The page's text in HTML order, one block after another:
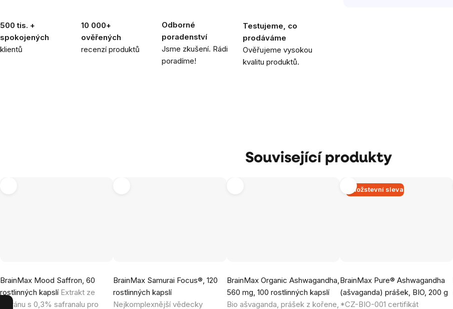
500 tis. +
spokojených
klientů
10 000+
ověřených
recenzí produktů
Odborné
poradenství
Jsme zkušení. Rádi
poradíme!
Testujeme, co
prodáváme
Ověřujeme vysokou
kvalitu produktů.
Související produkty
BrainMax Mood Saffron, 60
rostlinných kapslí Extrakt ze
šafránu s 0,3% safranalu pro
hodnocení
produktu
BrainMax Samurai Focus®, 120
rostlinných kapslí
Nejkomplexnější vědecky
hodnocení
produktu
BrainMax Organic Ashwagandha,
560 mg, 100 rostlinných kapslí
Bio ašvaganda, prášek z kořene,
hodnocení
produktu
Množstevní sleva
BrainMax Pure® Ashwagandha
(ašvaganda) prášek, BIO, 200 g
*CZ-BIO-001 certifikát
hodnocení
produktu